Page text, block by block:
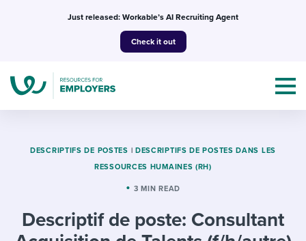
Just released: Workable’s AI Recruiting Agent
Check it out
Topics
Templates & Guides
DESCRIPTIFS DE POSTES | DESCRIPTIFS DE POSTES DANS LES
RESSOURCES HUMAINES (RH)
3 MIN READ
Descriptif de poste: Consultant